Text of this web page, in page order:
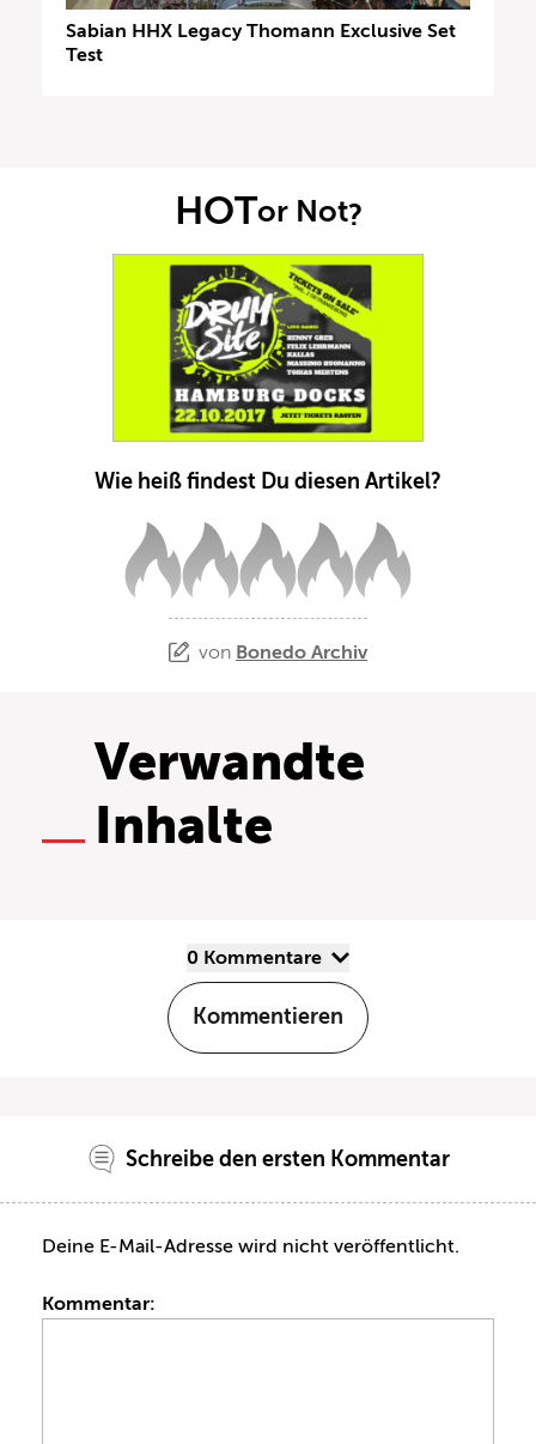
Sabian HHX Legacy Thomann Exclusive Set
Test
HOTor Not?
Wie heiß findest Du diesen Artikel?
von Bonedo Archiv
Verwandte
Inhalte
0 Kommentare
Kommentieren
Schreibe den ersten Kommentar
Deine E-Mail-Adresse wird nicht veröffentlicht.
Kommentar: